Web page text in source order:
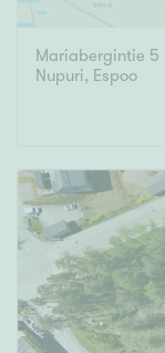
Mariabergintie 5
Nupuri, Espoo